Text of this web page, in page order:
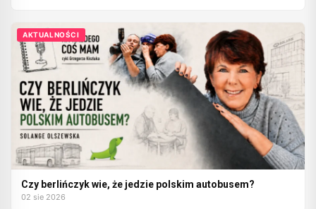
AKTUALNOŚCI
Czy berlińczyk wie, że jedzie polskim autobusem?
02 sie 2026